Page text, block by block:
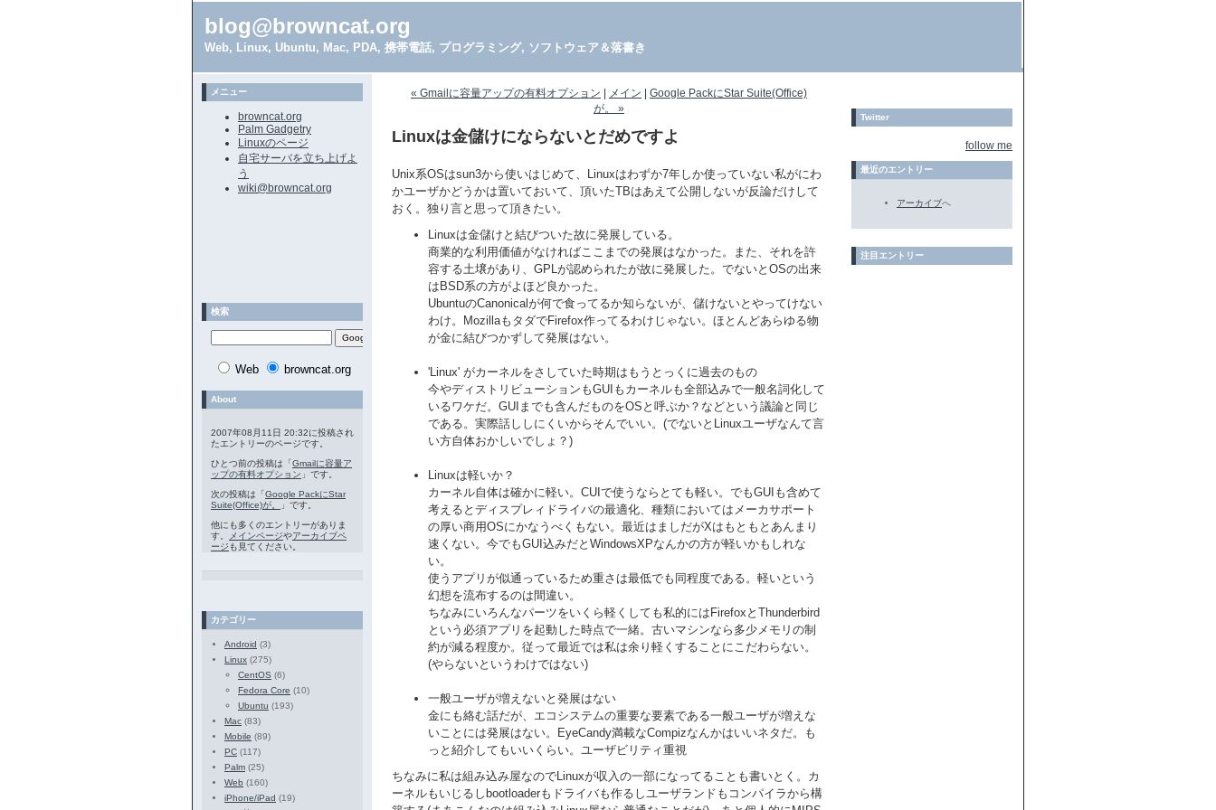
blog@browncat.org
Web, Linux, Ubuntu, Mac, PDA, 携帯電話, プログラミング, ソフトウェア＆落書き
« Gmailに容量アップの有料オプション メイン
Google PackにStar Suite(Office)
が。 »
Linuxは金儲けにならないとだめですよ
Unix系OSはsun3から使いはじめて、Linuxはわずか7年しか使っていない私がにわ
かユーザかどうかは置いておいて、頂いたTBはあえて公開しないが反論だけして
おく。独り言と思って頂きたい。
Linuxは金儲けと結びついた故に発展している。
商業的な利用価値がなければここまでの発展はなかった。また、それを許
容する土壌があり、GPLが認められたが故に発展した。でないとOSの出来
はBSD系の方がよほど良かった。
UbuntuのCanonicalが何で食ってるか知らないが、儲けないとやってけない
わけ。MozillaもタダでFirefox作ってるわけじゃない。ほとんどあらゆる物
が金に結びつかずして発展はない。
'Linux' がカーネルをさしていた時期はもうとっくに過去のもの
今やディストリビューションもGUIもカーネルも全部込みで一般名詞化して
いるワケだ。GUIまでも含んだものをOSと呼ぶか？などという議論と同じ
である。実際話ししにくいからそんでいい。(でないとLinuxユーザなんて言
い方自体おかしいでしょ？)
Linuxは軽いか？
カーネル自体は確かに軽い。CUIで使うならとても軽い。でもGUIも含めて
考えるとディスプレィドライバの最適化、種類においてはメーカサポート
の厚い商用OSにかなうべくもない。最近はましだがXはもともとあんまり
速くない。今でもGUI込みだとWindowsXPなんかの方が軽いかもしれな
い。
使うアプリが似通っているため重さは最低でも同程度である。軽いという
幻想を流布するのは間違い。
ちなみにいろんなパーツをいくら軽くしても私的にはFirefoxとThunderbird
という必須アプリを起動した時点で一緒。古いマシンなら多少メモリの制
約が減る程度か。従って最近では私は余り軽くすることにこだわらない。
(やらないというわけではない)
一般ユーザが増えないと発展はない
金にも絡む話だが、エコシステムの重要な要素である一般ユーザが増えな
いことには発展はない。EyeCandy満載なCompizなんかはいいネタだ。も
っと紹介してもいいくらい。ユーザビリティ重視
ちなみに私は組み込み屋なのでLinuxが収入の一部になってることも書いとく。カ
ーネルもいじるしbootloaderもドライバも作るしユーザランドもコンパイラから構
メニュー
browncat.org
Palm Gadgetry
Linuxのページ
自宅サーバを立ち上げよ
う
wiki@browncat.org
検索
Web browncat.org
About
2007年08月11日 20:32に投稿され
たエントリーのページです。
ひとつ前の投稿は「Gmailに容量ア
ップの有料オプション 」です。
次の投稿は「Google PackにStar
Suite(Office)が。
」です。
他にも多くのエントリーがありま
す。
メインページやアーカイブペ
ージ も見てください。
カテゴリー
Android (3)
Linux (275)
CentOS (6)
Fedora Core (10)
Ubuntu (193)
Mac (83)
Mobile (89)
PC (117)
Palm (25)
Web (160)
iPhone/iPad (19)
Twitter
follow me
最近のエントリー
アーカイブへ
注目エントリー